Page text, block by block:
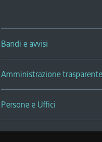
Bandi e avvisi
Amministrazione trasparente
Persone e Uffici
Sala Tiziano Tessitori